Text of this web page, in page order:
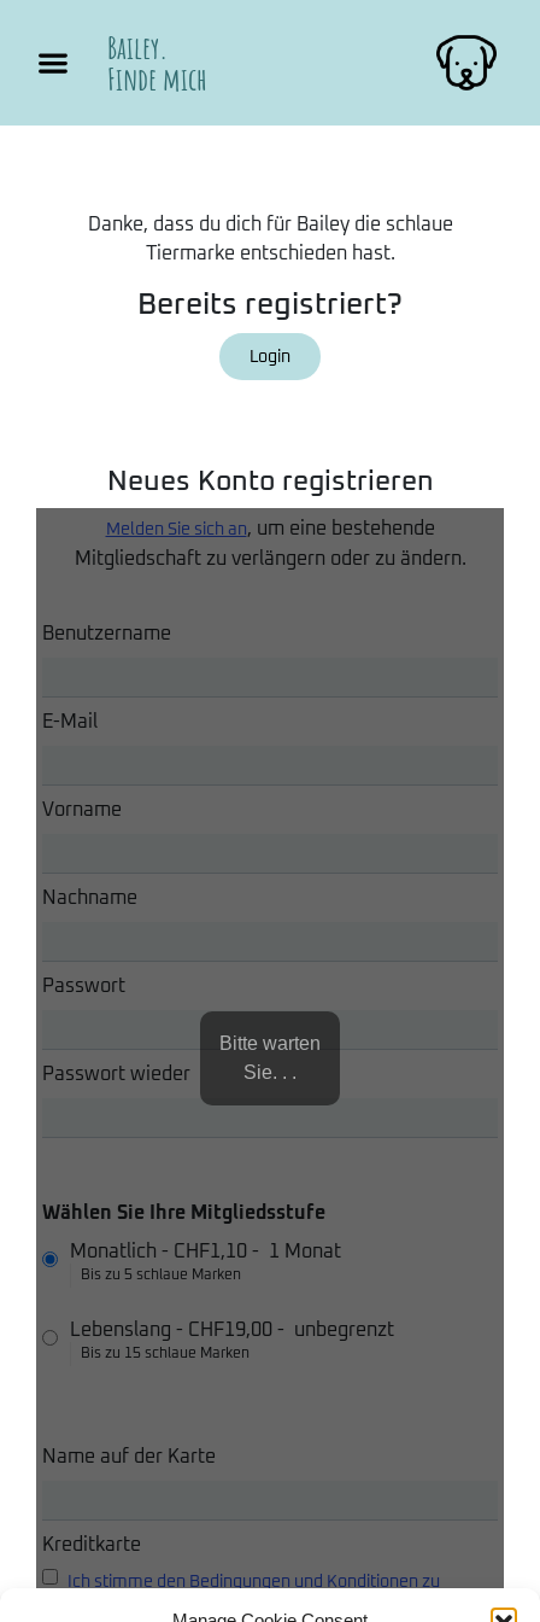
Bailey.
Finde mich
Danke, dass du dich für Bailey die schlaue
Tiermarke entschieden hast.
Bereits registriert?
Login
Neues Konto registrieren
Melden Sie sich an, um eine bestehende
Mitgliedschaft zu verlängern oder zu ändern.
Benutzername
E-Mail
Vorname
Nachname
Passwort
Passwort wieder
Wählen Sie Ihre Mitgliedsstufe
Monatlich - CHF1,10 - 1 Monat
Bis zu 5 schlaue Marken
Lebenslang - CHF19,00 - unbegrenzt
Bis zu 15 schlaue Marken
Name auf der Karte
Kreditkarte
Ich stimme den Bedingungen und Konditionen zu
Bitte warten
Sie. . .